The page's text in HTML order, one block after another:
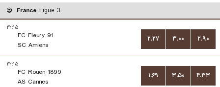
France Ligue 3
۲۲:۱۵
FC Fleury 91
SC Amiens
۲.۲۷ ۳.۰۰ ۲.۹۰
۲۲:۱۵
FC Rouen 1899
AS Cannes
۱.۶۹ ۳.۵۰ ۴.۳۳